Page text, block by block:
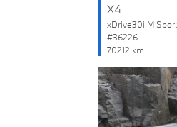
X4
xDrive30i M
#36226
70212 km